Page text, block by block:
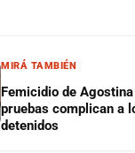
MIRÁ TAMBIÉN
Femicidio de
pruebas complican a
detenidos